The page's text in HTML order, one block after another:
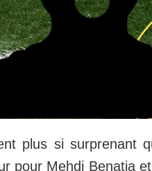
plus si surprenant
pour Mehdi Benatia